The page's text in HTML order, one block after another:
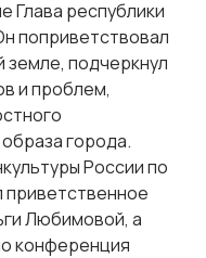
Глава республики
поприветствовал
земле, подчеркнул
и проблем,
города.
России по
Любимовой, а
конференция